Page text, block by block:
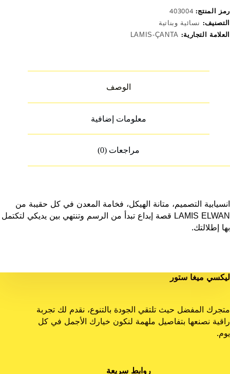
رمز المنتج:403004
التصنيف: نسائية وبناتية
العلامة التجارية: LAMIS-ÇANTA
الوصف
معلومات إضافية
مراجعات (0)
انسيابية التصميم، متانة الهيكل، فخامة المعدن في كل حقيبة من
LAMIS ELWAN قصة إبداع تبدأ من الرسم وتنتهي بين يديكي لتكتمل
بها إطلالتك.
ليكسي ميغا ستور
متجرك المفضل حيث تلتقي الجودة بالتنوع، نقدم لك تجربة
راقية نصنعها بتفاصيل ملهمة لنكون خيارك الأجمل في كل
يوم.